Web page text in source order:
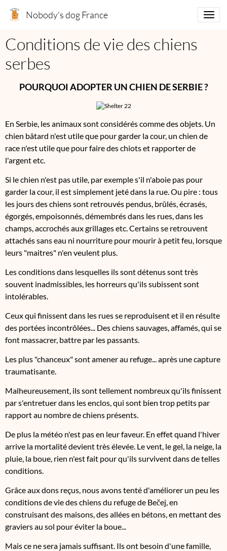
Nobody's dog France
Conditions de vie des chiens
serbes
POURQUOI ADOPTER UN CHIEN DE SERBIE ?
En Serbie, les animaux sont considérés comme des objets. Un
chien bâtard n'est utile que pour garder la cour, un chien de
race n'est utile que pour faire des chiots et rapporter de
l'argent etc.
Si le chien n'est pas utile, par exemple s'il n'aboie pas pour
garder la cour, il est simplement jeté dans la rue. Ou pire : tous
les jours des chiens sont retrouvés pendus, brûlés, écrasés,
égorgés, empoisonnés, démembrés dans les rues, dans les
champs, accrochés aux grillages etc. Certains se retrouvent
attachés sans eau ni nourriture pour mourir à petit feu, lorsque
leurs "maitres" n'en veulent plus.
Les conditions dans lesquelles ils sont détenus sont très
souvent inadmissibles, les horreurs qu'ils subissent sont
intolérables.
Ceux qui finissent dans les rues se reproduisent et il en résulte
des portées incontrôlées... Des chiens sauvages, affamés, qui se
font massacrer, battre par les passants.
Les plus "chanceux" sont amener au refuge... après une capture
traumatisante.
Malheureusement, ils sont tellement nombreux qu'ils finissent
par s'entretuer dans les enclos, qui sont bien trop petits par
rapport au nombre de chiens présents.
De plus la météo n'est pas en leur faveur. En effet quand l'hiver
arrive la mortalité devient très élevée. Le vent, le gel, la neige, la
pluie, la boue, rien n'est fait pour qu'ils survivent dans de telles
conditions.
Grâce aux dons reçus, nous avons tenté d'améliorer un peu les
conditions de vie des chiens du refuge de Bečej, en
construisant des maisons, des allées en bétons, en mettant des
graviers au sol pour éviter la boue...
Mais ce ne sera jamais suffisant. Ils ont besoin d'une famille,